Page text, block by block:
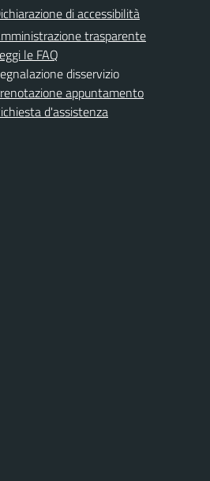
di accessibilità
trasparente
le FAQ
disservizio
appuntamento
d'assistenza